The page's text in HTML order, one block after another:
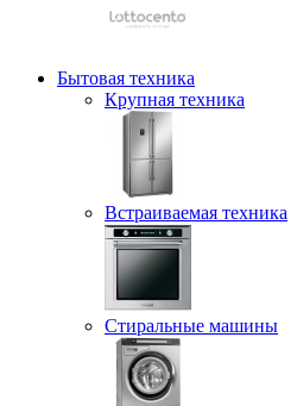
Бытовая техника
Крупная техника
Встраиваемая техника
Стиральные машины